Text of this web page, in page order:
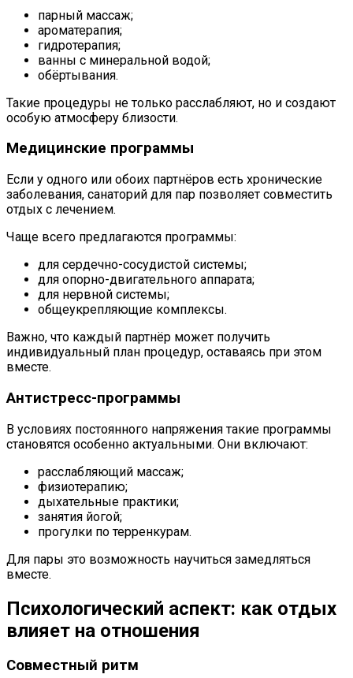
парный массаж;
ароматерапия;
гидротерапия;
ванны с минеральной водой;
обёртывания.
Такие процедуры не только расслабляют, но и создают
особую атмосферу близости.
Медицинские программы
Если у одного или обоих партнёров есть хронические
заболевания, санаторий для пар позволяет совместить
отдых с лечением.
Чаще всего предлагаются программы:
для сердечно-сосудистой системы;
для опорно-двигательного аппарата;
для нервной системы;
общеукрепляющие комплексы.
Важно, что каждый партнёр может получить
индивидуальный план процедур, оставаясь при этом
вместе.
Антистресс-программы
В условиях постоянного напряжения такие программы
становятся особенно актуальными. Они включают:
расслабляющий массаж;
физиотерапию;
дыхательные практики;
занятия йогой;
прогулки по терренкурам.
Для пары это возможность научиться замедляться
вместе.
Психологический аспект: как отдых
влияет на отношения
Совместный ритм